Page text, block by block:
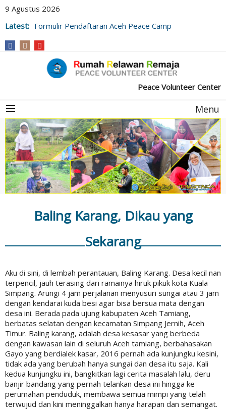
9 Agustus 2026
Latest: Formulir Pendaftaran Aceh Peace Camp
Peace Volunteer Center
Menu
Baling Karang, Dikau yang
Sekarang
Aku di sini, di lembah perantauan, Baling Karang. Desa kecil nan
terpencil, jauh terasing dari ramainya hiruk pikuk kota Kuala
Simpang. Arungi 4 jam perjalanan menyusuri sungai atau 3 jam
dengan kendarai kuda besi agar bisa bersua mata dengan
desa ini. Berada pada ujung kabupaten Aceh Tamiang,
berbatas selatan dengan kecamatan Simpang Jernih, Aceh
Timur. Baling karang, adalah desa kesasar yang berbeda
dengan kawasan lain di seluruh Aceh tamiang, berbahasakan
Gayo yang berdialek kasar, 2016 pernah ada kunjungku kesini,
tidak ada yang berubah hanya sungai dan desa itu saja. Kali
kedua kunjungku ini, bangkitkan lagi cerita masalah lalu, deru
banjir bandang yang pernah telankan desa ini hingga ke
perumahan penduduk, membawa semua mimpi yang telah
terwujud dan kini meninggalkan hanya harapan dan semangat.